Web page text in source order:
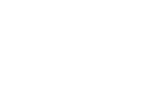
Tulit ergo David
erat ad caput Saul,
quisquam, qui
sed omnes